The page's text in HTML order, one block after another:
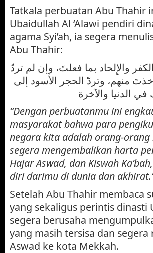
Tatkala perbuatan Abu Thahir
Ubaidullah Al ‘Alawi pendiri
agama Syi’ah, ia segera
Abu Thahir:
والإِلحاد بما فعلتَ، وإن لم تردّ
منهم، وتردّ الحجر الأسود إلى
“Dengan perbuatanmu ini
masyarakat bahwa para
negara kita adalah orang-
segera mengembalikan harta
Hajar Aswad, dan Kiswah
diri darimu di dunia dan
Setelah Abu Thahir membaca
yang sekaligus perintis dinasti
segera berusaha
yang masih tersisa dan
Aswad ke kota Mekkah.